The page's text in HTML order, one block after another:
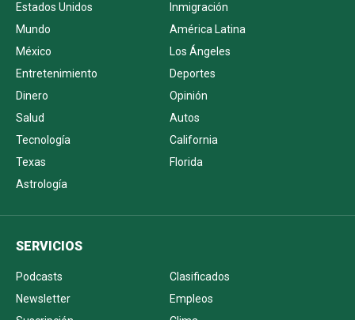
Estados Unidos
Inmigración
Mundo
América Latina
México
Los Ángeles
Entretenimiento
Deportes
Dinero
Opinión
Salud
Autos
Tecnología
California
Texas
Florida
Astrología
SERVICIOS
Podcasts
Clasificados
Newsletter
Empleos